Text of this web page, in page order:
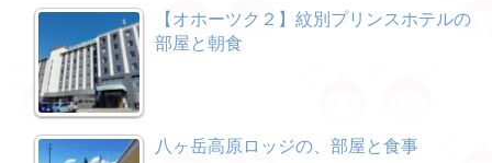
【オホーツク２】紋別プリンスホテルの
部屋と朝食
八ヶ岳高原ロッジの、部屋と食事